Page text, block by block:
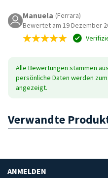
Manuela (Ferrara)
Bewertet am 19 Dezember
Alle Bewertungen stammen
persönliche Daten werden
angezeigt.
Verwandte
ANMELDEN